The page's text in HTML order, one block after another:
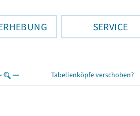
SERVICE
Tabellenköpfe verschoben?